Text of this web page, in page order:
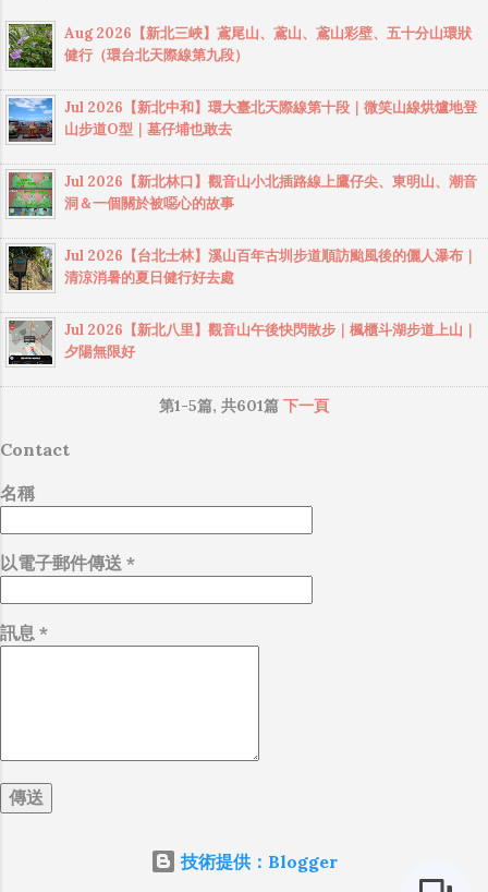
Aug 2026【新北三峽】鳶尾山、鳶山、鳶山彩壁、五十分山環狀
健行（環台北天際線第九段）
Jul 2026【新北中和】環大臺北天際線第十段｜微笑山線烘爐地登
山步道O型｜墓仔埔也敢去
Jul 2026【新北林口】觀音山小北插路線上鷹仔尖、東明山、潮音
洞＆一個關於被噁心的故事
Jul 2026【台北士林】溪山百年古圳步道順訪颱風後的儷人瀑布｜
清涼消暑的夏日健行好去處
Jul 2026【新北八里】觀音山午後快閃散步｜楓櫃斗湖步道上山｜
夕陽無限好
第1-5篇, 共601篇 下一頁
Contact
名稱
以電子郵件傳送 *
訊息 *
技術提供：Blogger